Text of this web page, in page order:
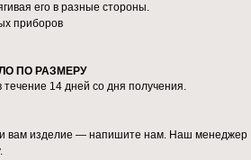
его в разные стороны.
приборов
ПО РАЗМЕРУ
14 дней со дня получения.
вам изделие — напишите нам. Наш менеджер